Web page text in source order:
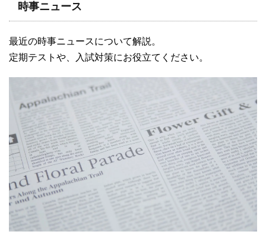
時事ニュース
最近の時事ニュースについて解説。
定期テストや、入試対策にお役立てください。